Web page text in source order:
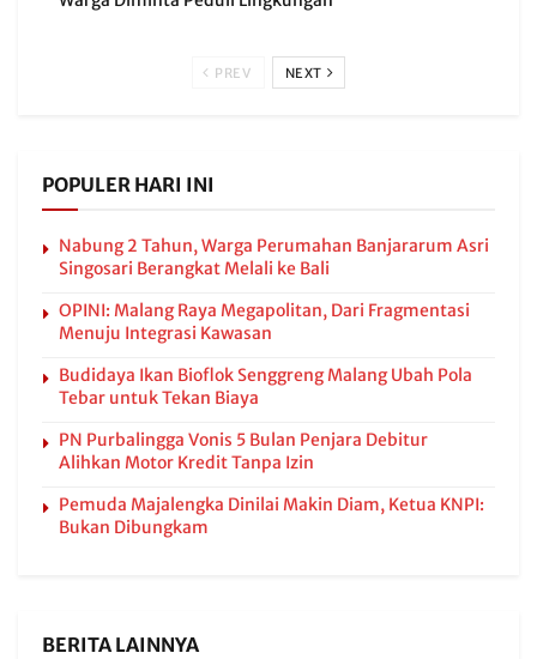
PREV NEXT
POPULER HARI INI
Nabung 2 Tahun, Warga Perumahan Banjararum Asri
Singosari Berangkat Melali ke Bali
OPINI: Malang Raya Megapolitan, Dari Fragmentasi
Menuju Integrasi Kawasan
Budidaya Ikan Bioflok Senggreng Malang Ubah Pola
Tebar untuk Tekan Biaya
PN Purbalingga Vonis 5 Bulan Penjara Debitur
Alihkan Motor Kredit Tanpa Izin
Pemuda Majalengka Dinilai Makin Diam, Ketua KNPI:
Bukan Dibungkam
BERITA LAINNYA